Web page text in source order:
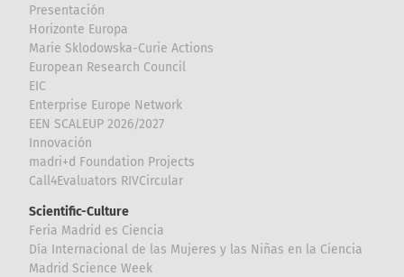
Presentación
Horizonte Europa
Marie Sklodowska-Curie Actions
European Research Council
EIC
Enterprise Europe Network
EEN SCALEUP 2026/2027
Innovación
madri+d Foundation Projects
Call4Evaluators RIVCircular
Scientific-Culture
Feria Madrid es Ciencia
Día Internacional de las Mujeres y las Niñas en la Ciencia
Madrid Science Week